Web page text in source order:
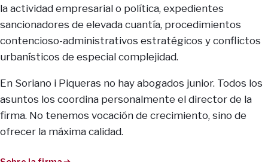
la actividad empresarial o política, expedientes
sancionadores de elevada cuantía, procedimientos
contencioso-administrativos estratégicos y conflictos
urbanísticos de especial complejidad.
En Soriano i Piqueras no hay abogados junior. Todos los
asuntos los coordina personalmente el director de la
firma. No tenemos vocación de crecimiento, sino de
ofrecer la máxima calidad.